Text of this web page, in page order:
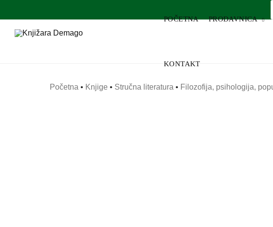
POČETNA PRODAVNICA
KONTAKT
Početna • Knjige • Stručna literatura • Filozofija, psihologija,